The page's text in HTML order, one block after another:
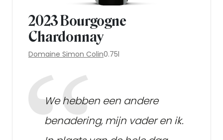
2023 Bourgogne
Chardonnay
Domaine Simon Colin0.75l
We hebben een andere
benadering, mijn vader en ik.